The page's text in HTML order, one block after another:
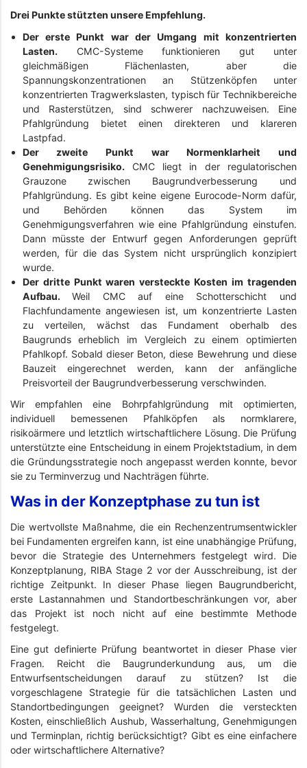
Drei Punkte stützten unsere Empfehlung.
Der erste Punkt war der Umgang mit konzentrierten
Lasten.CMC-Systeme funktionieren gut unter
gleichmäßigen Flächenlasten, aber die
Spannungskonzentrationen an Stützenköpfen unter
konzentrierten Tragwerkslasten, typisch für Technikbereiche
und Rasterstützen, sind schwerer nachzuweisen. Eine
Pfahlgründung bietet einen direkteren und klareren
Lastpfad.
Der zweite Punkt war Normenklarheit und
Genehmigungsrisiko.CMC liegt in der regulatorischen
Grauzone zwischen Baugrundverbesserung und
Pfahlgründung. Es gibt keine eigene Eurocode-Norm dafür,
und Behörden können das System im
Genehmigungsverfahren wie eine Pfahlgründung einstufen.
Dann müsste der Entwurf gegen Anforderungen geprüft
werden, für die das System nicht ursprünglich konzipiert
wurde.
Der dritte Punkt waren versteckte Kosten im tragenden
Aufbau.Weil CMC auf eine Schotterschicht und
Flachfundamente angewiesen ist, um konzentrierte Lasten
zu verteilen, wächst das Fundament oberhalb des
Baugrunds erheblich im Vergleich zu einem optimierten
Pfahlkopf. Sobald dieser Beton, diese Bewehrung und diese
Bauzeit eingerechnet werden, kann der anfängliche
Preisvorteil der Baugrundverbesserung verschwinden.
Wir empfahlen eine Bohrpfahlgründung mit optimierten,
individuell bemessenen Pfahlköpfen als normklarere,
risikoärmere und letztlich wirtschaftlichere Lösung. Die Prüfung
unterstützte eine Entscheidung in einem Projektstadium, in dem
die Gründungsstrategie noch angepasst werden konnte, bevor
sie zu Terminverzug und Nachträgen führte.
Was in der Konzeptphase zu tun ist
Die wertvollste Maßnahme, die ein Rechenzentrumsentwickler
bei Fundamenten ergreifen kann, ist eine unabhängige Prüfung,
bevor die Strategie des Unternehmers festgelegt wird. Die
Konzeptplanung, RIBA Stage 2 vor der Ausschreibung, ist der
richtige Zeitpunkt. In dieser Phase liegen Baugrundbericht,
erste Lastannahmen und Standortbeschränkungen vor, aber
das Projekt ist noch nicht auf eine bestimmte Methode
festgelegt.
Eine gut definierte Prüfung beantwortet in dieser Phase vier
Fragen. Reicht die Baugrunderkundung aus, um die
Entwurfsentscheidungen darauf zu stützen? Ist die
vorgeschlagene Strategie für die tatsächlichen Lasten und
Standortbedingungen geeignet? Wurden die versteckten
Kosten, einschließlich Aushub, Wasserhaltung, Genehmigungen
und Terminplan, richtig berücksichtigt? Gibt es eine einfachere
oder wirtschaftlichere Alternative?